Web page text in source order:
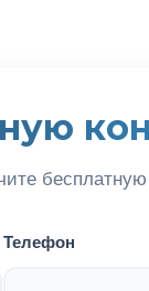
Телефон